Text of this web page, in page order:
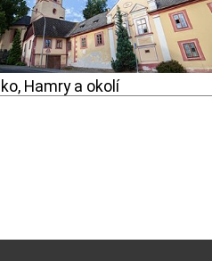
Hamry a okolí